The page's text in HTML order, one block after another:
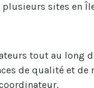
sites en
tout au long
de qualité et